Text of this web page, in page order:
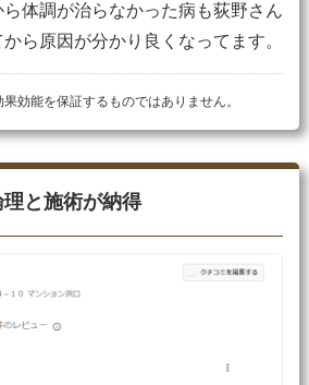
体調が治らなかった病も荻野さん
ら原因が分かり良くなってます。
効能を保証するものではありません。
と施術が納得